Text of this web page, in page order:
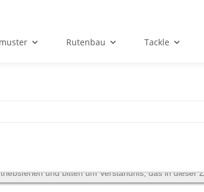
Rutenbau Tackle
und bitten um Verständnis, das in dieser